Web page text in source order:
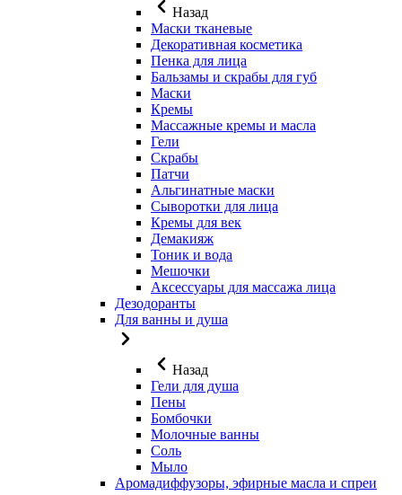
Назад
Маски тканевые
Декоративная косметика
Пенка для лица
Бальзамы и скрабы для губ
Маски
Кремы
Массажные кремы и масла
Гели
Скрабы
Патчи
Альгинатные маски
Сыворотки для лица
Кремы для век
Демакияж
Тоник и вода
Мешочки
Аксессуары для массажа лица
Дезодоранты
Для ванны и душа
Назад
Гели для душа
Пены
Бомбочки
Молочные ванны
Соль
Мыло
Аромадиффузоры, эфирные масла и спреи